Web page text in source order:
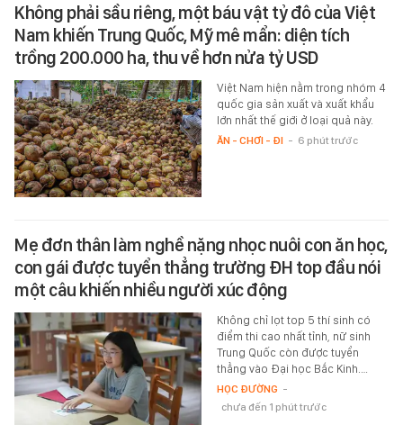
Không phải sầu riêng, một báu vật tỷ đô của Việt
Nam khiến Trung Quốc, Mỹ mê mẩn: diện tích
trồng 200.000 ha, thu về hơn nửa tỷ USD
Việt Nam hiện nằm trong nhóm 4
quốc gia sản xuất và xuất khẩu
lớn nhất thế giới ở loại quả này.
ĂN - CHƠI - ĐI - 6 phút trước
Mẹ đơn thân làm nghề nặng nhọc nuôi con ăn học,
con gái được tuyển thẳng trường ĐH top đầu nói
một câu khiến nhiều người xúc động
Không chỉ lọt top 5 thí sinh có
điểm thi cao nhất tỉnh, nữ sinh
Trung Quốc còn được tuyển
thẳng vào Đại học Bắc Kinh.…
HỌC ĐƯỜNG -
chưa đến 1 phút trước